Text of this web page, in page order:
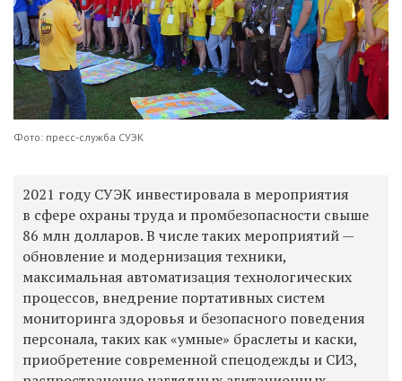
Фото: пресс-служба СУЭК
2021 году СУЭК инвестировала в мероприятия
в сфере охраны труда и промбезопасности свыше
86 млн долларов. В числе таких мероприятий —
обновление и модернизация техники,
максимальная автоматизация технологических
процессов, внедрение портативных систем
мониторинга здоровья и безопасного поведения
персонала, таких как «умные» браслеты и каски,
приобретение современной спецодежды и СИЗ,